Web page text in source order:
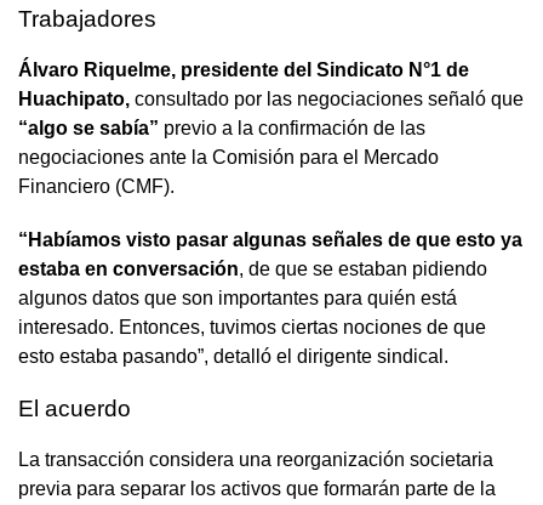
Trabajadores
Álvaro Riquelme, presidente del Sindicato N°1 de
Huachipato, consultado por las negociaciones señaló que
“algo se sabía” previo a la confirmación de las
negociaciones ante la Comisión para el Mercado
Financiero (CMF).
“Habíamos visto pasar algunas señales de que esto ya
estaba en conversación, de que se estaban pidiendo
algunos datos que son importantes para quién está
interesado. Entonces, tuvimos ciertas nociones de que
esto estaba pasando”, detalló el dirigente sindical.
El acuerdo
La transacción considera una reorganización societaria
previa para separar los activos que formarán parte de la